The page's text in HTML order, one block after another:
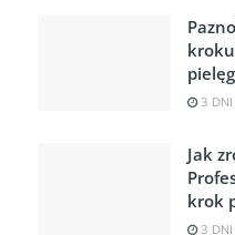
3 DNI
Jak
krok
3 DNI